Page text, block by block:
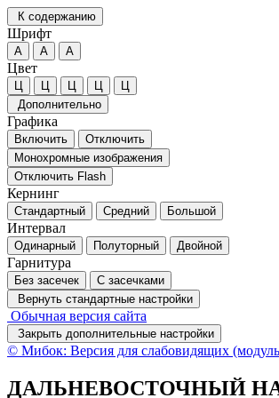
К содержанию
Шрифт
А А А
Цвет
Ц Ц Ц Ц
Ц
Дополнительно
Графика
Включить
Отключить
Монохромные изображения
Отключить Flash
Кернинг
Стандартный Средний Большой
Интервал
Одинарный Полуторный Двойной
Гарнитура
Без засечек
С засечками
Вернуть стандартные настройки
Обычная версия сайта
Закрыть дополнительные настройки
© Мибок: Версия для слабовидящих
ДАЛЬНЕВОСТОЧНЫЙ